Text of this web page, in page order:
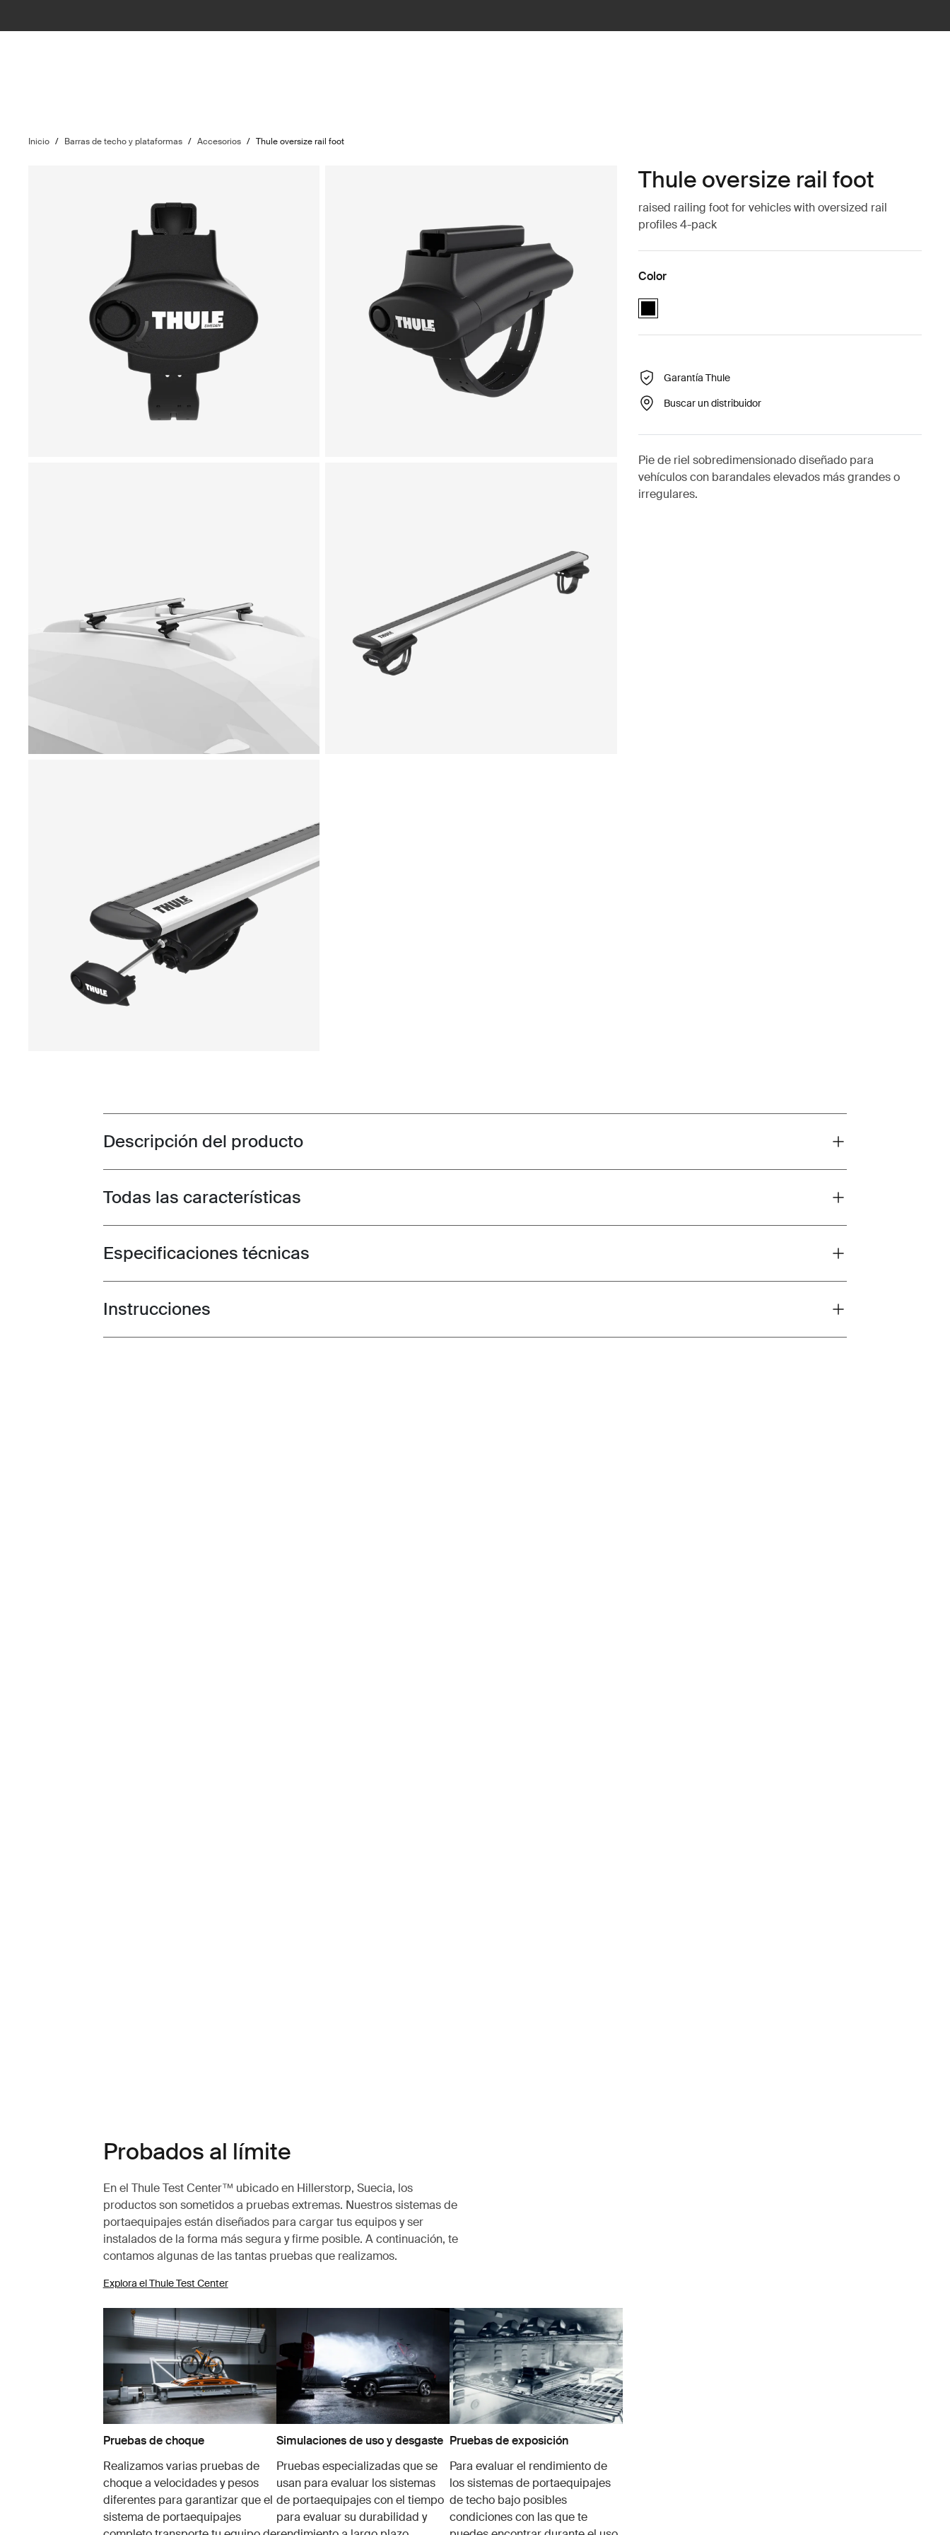
Inicio / Barras de techo y plataformas / Accesorios / Thule oversize rail foot
Thule oversize rail foot
raised railing foot for vehicles with oversized rail
profiles 4-pack
Color
Thule oversize rail foot Negro (selected)
Garantía Thule
Buscar un distribuidor
Pie de riel sobredimensionado diseñado para
vehículos con barandales elevados más grandes o
irregulares.
Toggle overview
Descripción del producto
Toggle features
Todas las características
Toggle techspec
Especificaciones técnicas
Toggle guides and instructions
Instrucciones
Probados al límite
En el Thule Test Center™ ubicado en Hillerstorp, Suecia, los
productos son sometidos a pruebas extremas. Nuestros sistemas de
portaequipajes están diseñados para cargar tus equipos y ser
instalados de la forma más segura y firme posible. A continuación, te
contamos algunas de las tantas pruebas que realizamos.
Explora el Thule Test Center
Pruebas de choque
Realizamos varias pruebas de
choque a velocidades y pesos
diferentes para garantizar que el
sistema de portaequipajes
Simulaciones de uso y desgaste
Pruebas especializadas que se
usan para evaluar los sistemas
de portaequipajes con el tiempo
para evaluar su durabilidad y
Pruebas de exposición
Para evaluar el rendimiento de
los sistemas de portaequipajes
de techo bajo posibles
condiciones con las que te